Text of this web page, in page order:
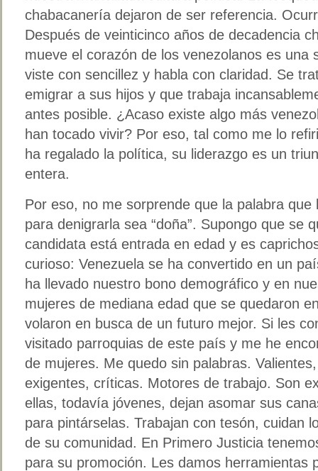
chabacanería dejaron de ser referencia.
Después de veinticinco años de decadencia
mueve el corazón de los venezolanos es una
viste con sencillez y habla con claridad. Se
emigrar a sus hijos y que trabaja
antes posible. ¿Acaso existe algo más
han tocado vivir? Por eso, tal como me lo
ha regalado la política, su liderazgo es un
entera.
Por eso, no me sorprende que la palabra que
para denigrarla sea “doña”. Supongo que se
candidata está entrada en edad y es
curioso: Venezuela se ha convertido en un
ha llevado nuestro bono demográfico y en
mujeres de mediana edad que se quedaron
volaron en busca de un futuro mejor. Si les
visitado parroquias de este país y me he
de mujeres. Me quedo sin palabras.
exigentes, críticas. Motores de trabajo. Son
ellas, todavía jóvenes, dejan asomar sus
para pintárselas. Trabajan con tesón, cuidan
de su comunidad. En Primero Justicia
para su promoción. Les damos herramientas